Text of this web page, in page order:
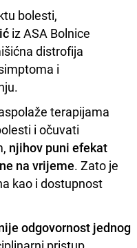
bolesti,
iz ASA Bolnice
distrofija
i
terapijama
i očuvati
njihov puni efekat
na vrijeme. Zato je
kao i dostupnost
odgovornost jednog